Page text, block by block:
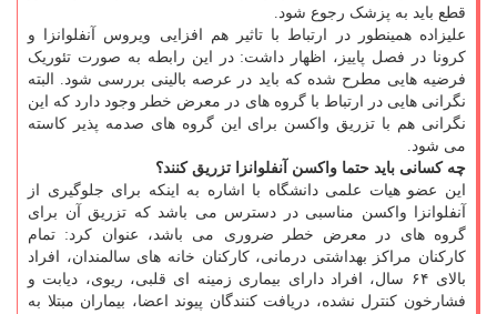
قطع باید به پزشک رجوع شود.
علیزاده همینطور در ارتباط با تاثیر هم افزایی ویروس آنفلوانزا و
کرونا در فصل پاییز، اظهار داشت: در این رابطه به صورت تئوریک
فرضیه هایی مطرح شده که باید در عرصه بالینی بررسی شود. البته
نگرانی هایی در ارتباط با گروه های در معرض خطر وجود دارد که این
نگرانی هم با تزریق واکسن برای این گروه های صدمه پذیر کاسته
می شود.
چه کسانی باید حتما واکسن آنفلوانزا تزریق کنند؟
این عضو هیات علمی دانشگاه با اشاره به اینکه برای جلوگیری از
آنفلوانزا واکسن مناسبی در دسترس می باشد که تزریق آن برای
گروه های در معرض خطر ضروری می باشد، عنوان کرد: تمام
کارکنان مراکز بهداشتی درمانی، کارکنان خانه های سالمندان، افراد
بالای ۶۴ سال، افراد دارای بیماری زمینه ای قلبی، ریوی، دیابت و
فشارخون کنترل نشده، دریافت کنندگان پیوند اعضا، بیماران مبتلا به